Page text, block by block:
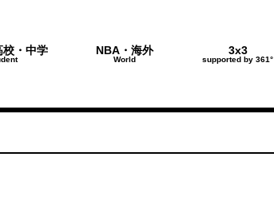
校・中学 NBA・海外
World
3x3
supported by 361°